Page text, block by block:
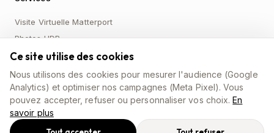
Visite Virtuelle Matterport
Photos HDR
Drone Aerien 4K
FPV Cinematique
Video Verticale 4K
Contact
Ce site utilise des cookies
Nous utilisons des cookies pour mesurer l'audience (Google
Analytics) et optimiser nos campagnes (Meta Pixel). Vous
pouvez accepter, refuser ou personnaliser vos choix.En
savoir plus